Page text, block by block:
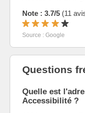
Note : 3.7/5 (11
Source : Google
Questions
Quelle est
Accessibilité ?